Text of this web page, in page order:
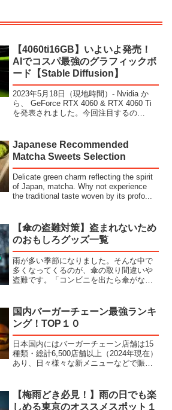
【4060ti16GB】いよいよ発売！
AIでコスパ最強のグラフィックボ
ード【Stable Diffusion】
2023年5月18日（現地時間）- Nvidia か
ら、 GeForce RTX 4060 & RTX 4060 Ti
を発表されました。今回注目するの
Japanese Recommended
Matcha Sweets Selection
Delicate green charm reflecting the spirit
of Japan, matcha. Why not experience
the traditional taste woven by its profo...
【傘の盗難対策】盗まれないため
のおもしろグッズ一覧
雨が多い季節になりました。そんな中で
多くなってくるのが、傘の取り間違いや
盗難です。「コンビニを出たら傘がなく
を盗まれない対策グッズを紹介します！
１文字付きシール傘にシー...
国内バーガーチェーン最強ランキ
ング！TOP１０
日本国内にはバーガーチェーン店舗は15
種類・総計6,500店舗以上（2024年現在）
あり、日々様々な新メニューなどで賑わ
をランキング形式で紹介していきます。
10位：ドム...
【梅雨どき必見！】雨の日でも楽
しめる東京のオススメスポット１